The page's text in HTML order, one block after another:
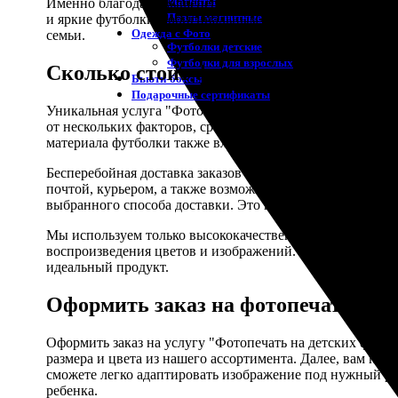
Пазлы магнитные
Одежда с Фото
Футболки детские
Футболки для взрослых
Бьюти-боксы
Подарочные сертификаты
Именно благодаря вышеперечисленным
и яркие футболки с оригинальным дизайном. Мы
семьи.
Сколько стоит фотопечать на
Уникальная услуга "Фотопечать на детских футболках"
от нескольких факторов, среди которых ключевую роль
материала футболки также влияет на окончательную
Бесперебойная доставка заказов является одним из
почтой, курьером, а также возможность получения
выбранного способа доставки. Это позволяет нашим
Мы используем только высококачественные материалы
воспроизведения цветов и изображений. Наша команда
идеальный продукт.
Оформить заказ на фотопечать на
Оформить заказ на услугу "Фотопечать на детских
размера и цвета из нашего ассортимента. Далее, вам
сможете легко адаптировать изображение под нужный
ребенка.